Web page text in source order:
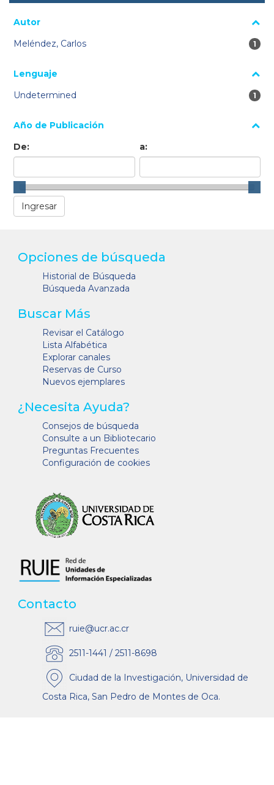
Autor
Meléndez, Carlos
1
1
Lenguaje
Undetermined
1
1
Año de Publicación
De:
a:
Opciones de búsqueda
Historial de Búsqueda
Búsqueda Avanzada
Buscar Más
Revisar el Catálogo
Lista Alfabética
Explorar canales
Reservas de Curso
Nuevos ejemplares
¿Necesita Ayuda?
Consejos de búsqueda
Consulte a un Bibliotecario
Preguntas Frecuentes
Configuración de cookies
Contacto
ruie@ucr.ac.cr
2511-1441 / 2511-8698
Ciudad de la Investigación, Universidad de
Costa Rica, San Pedro de Montes de Oca.